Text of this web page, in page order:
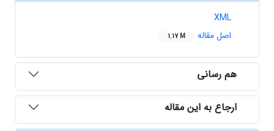
XML
اصل مقاله
1.17 M
هم رسانی
ارجاع به این مقاله